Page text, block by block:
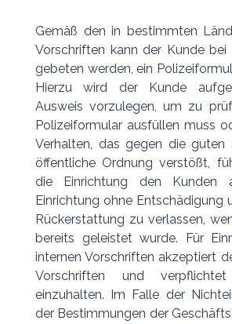
Gemäß den in bestimmten
Vorschriften kann der Kunde bei
gebeten werden, ein
Hierzu wird der Kunde
Ausweis vorzulegen, um zu
Polizeiformular ausfüllen muss
Verhalten, das gegen die guten
öffentliche Ordnung verstößt,
die Einrichtung den Kunden
Einrichtung ohne Entschädigung
Rückerstattung zu verlassen,
bereits geleistet wurde. Für
internen Vorschriften akzeptiert
Vorschriften und
einzuhalten. Im Falle der
der Bestimmungen der